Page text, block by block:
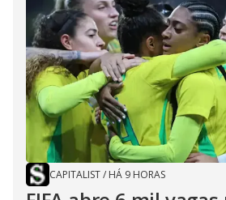
CAPITALIST/ HÁ 9 HORAS